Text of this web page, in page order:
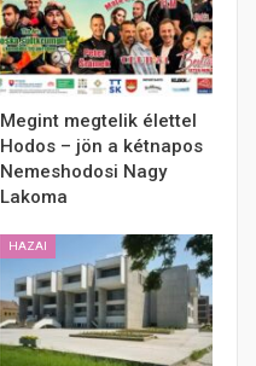
Megint megtelik élettel
Hodos – jön a kétnapos
Nemeshodosi Nagy
Lakoma
HAZAI